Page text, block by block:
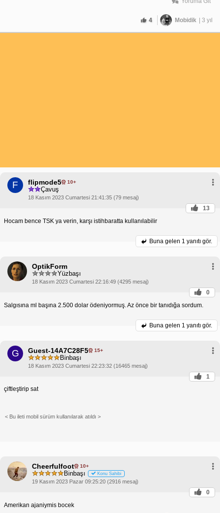
4 Mobidik | 3 yıl
F flipmode5 10+
Çavuş
18 Kasım 2023 Cumartesi 21:41:35 (79 mesaj)
13
Hocam bence TSK ya verin, karşı istihbaratta kullanılabilir
Buna gelen 1 yanıtı gör.
OptikForm
Yüzbaşı
18 Kasım 2023 Cumartesi 22:16:49 (4295 mesaj)
0
Salgısına ml başına 2.500 dolar ödeniyormuş. Az önce bir tanıdığa sordum.
Buna gelen 1 yanıtı gör.
G Guest-14A7C28F5 15+
Binbaşı
18 Kasım 2023 Cumartesi 22:23:32 (16465 mesaj)
1
çiftleştirip sat
< Bu ileti mobil sürüm kullanılarak atıldı >
Cheerfulfoot 10+
Binbaşı Konu Sahibi
19 Kasım 2023 Pazar 09:25:20 (2916 mesaj)
0
Amerikan ajaniymis bocek